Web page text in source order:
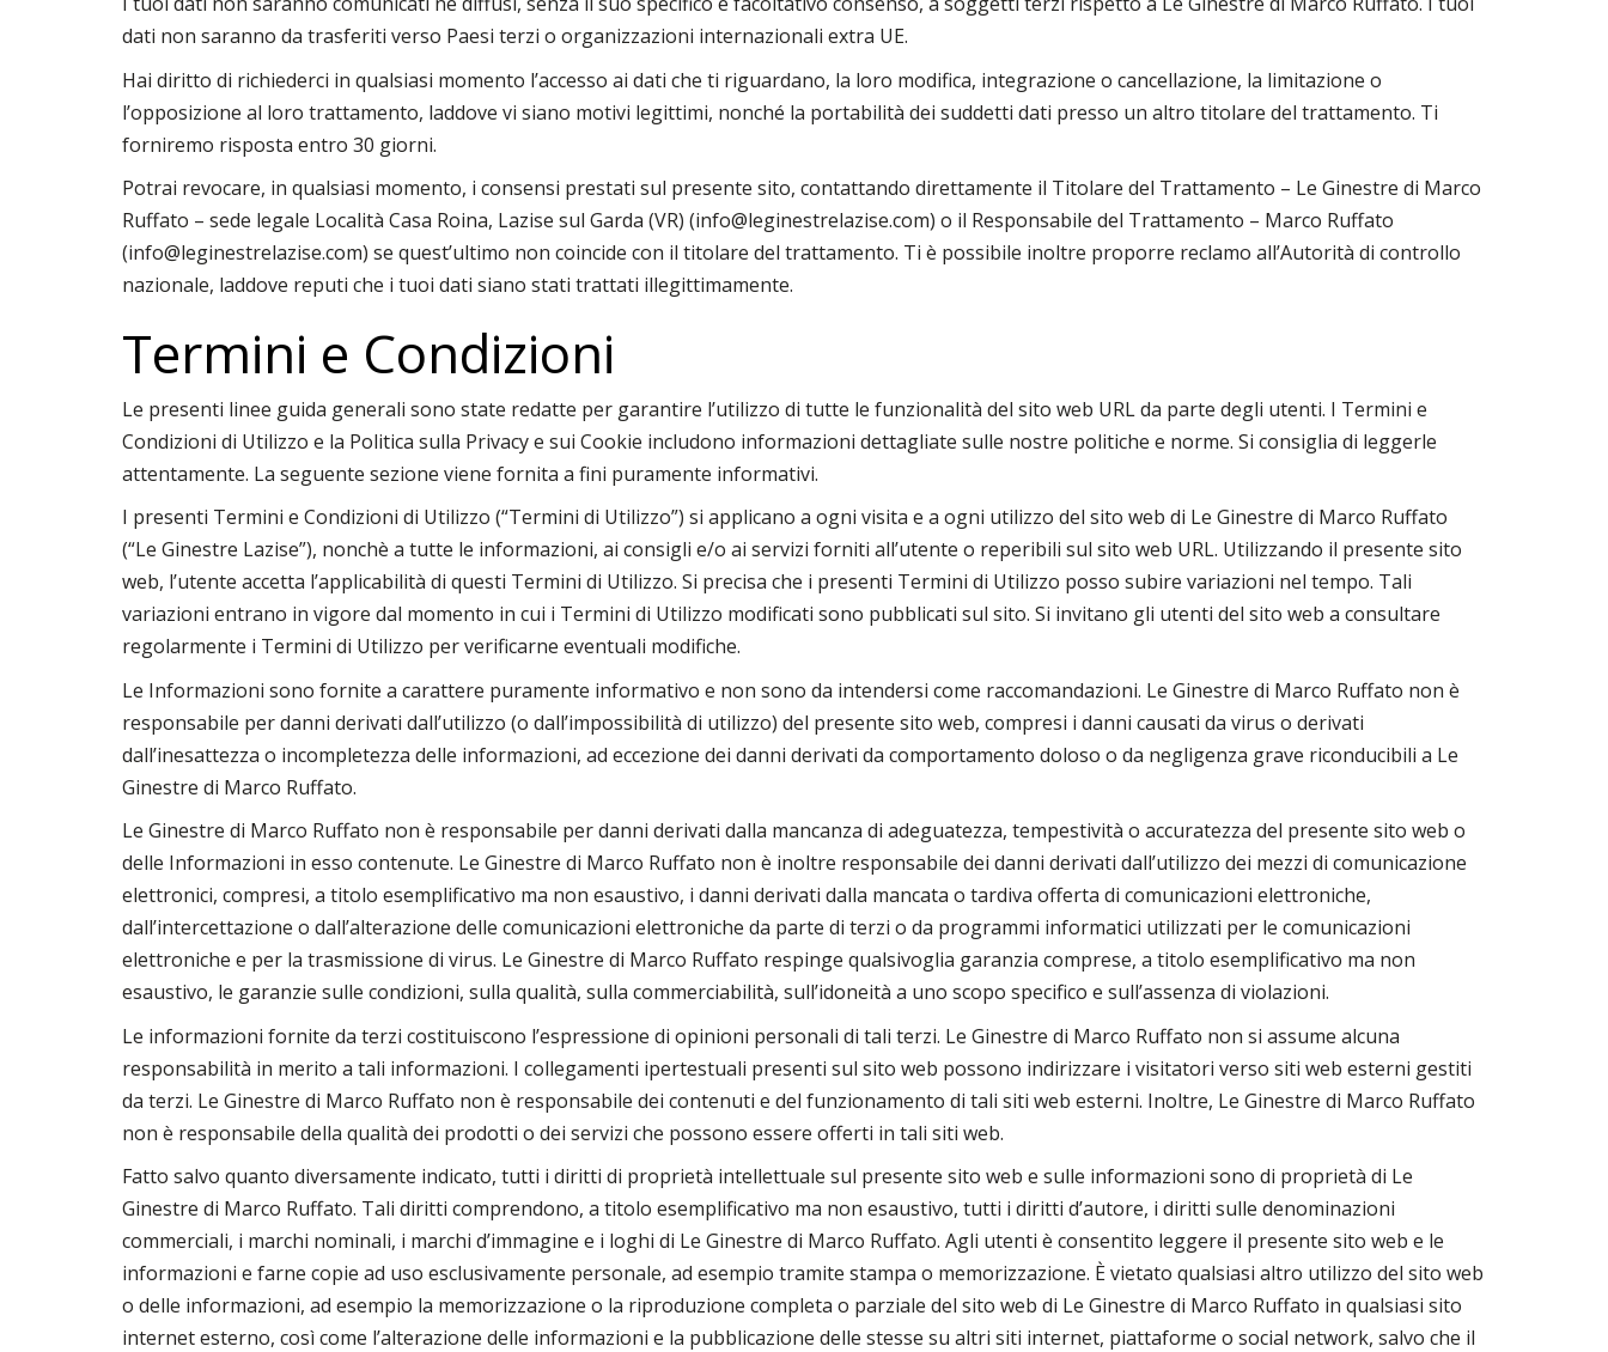
dati non saranno da trasferiti verso Paesi terzi o organizzazioni internazionali extra UE.
Hai diritto di richiederci in qualsiasi momento l’accesso ai dati che ti riguardano, la loro modifica, integrazione o cancellazione, la limitazione o
l’opposizione al loro trattamento, laddove vi siano motivi legittimi, nonché la portabilità dei suddetti dati presso un altro titolare del trattamento. Ti
forniremo risposta entro 30 giorni.
Potrai revocare, in qualsiasi momento, i consensi prestati sul presente sito, contattando direttamente il Titolare del Trattamento – Le Ginestre di Marco
Ruffato – sede legale Località Casa Roina, Lazise sul Garda (VR) (info@leginestrelazise.com) o il Responsabile del Trattamento – Marco Ruffato
(info@leginestrelazise.com) se quest’ultimo non coincide con il titolare del trattamento. Ti è possibile inoltre proporre reclamo all’Autorità di controllo
nazionale, laddove reputi che i tuoi dati siano stati trattati illegittimamente.
Termini e Condizioni
Le presenti linee guida generali sono state redatte per garantire l’utilizzo di tutte le funzionalità del sito web URL da parte degli utenti. I Termini e
Condizioni di Utilizzo e la Politica sulla Privacy e sui Cookie includono informazioni dettagliate sulle nostre politiche e norme. Si consiglia di leggerle
attentamente. La seguente sezione viene fornita a fini puramente informativi.
I presenti Termini e Condizioni di Utilizzo (“Termini di Utilizzo”) si applicano a ogni visita e a ogni utilizzo del sito web di Le Ginestre di Marco Ruffato
(“Le Ginestre Lazise”), nonchè a tutte le informazioni, ai consigli e/o ai servizi forniti all’utente o reperibili sul sito web URL. Utilizzando il presente sito
web, l’utente accetta l’applicabilità di questi Termini di Utilizzo. Si precisa che i presenti Termini di Utilizzo posso subire variazioni nel tempo. Tali
variazioni entrano in vigore dal momento in cui i Termini di Utilizzo modificati sono pubblicati sul sito. Si invitano gli utenti del sito web a consultare
regolarmente i Termini di Utilizzo per verificarne eventuali modifiche.
Le Informazioni sono fornite a carattere puramente informativo e non sono da intendersi come raccomandazioni. Le Ginestre di Marco Ruffato non è
responsabile per danni derivati dall’utilizzo (o dall’impossibilità di utilizzo) del presente sito web, compresi i danni causati da virus o derivati
dall’inesattezza o incompletezza delle informazioni, ad eccezione dei danni derivati da comportamento doloso o da negligenza grave riconducibili a Le
Ginestre di Marco Ruffato.
Le Ginestre di Marco Ruffato non è responsabile per danni derivati dalla mancanza di adeguatezza, tempestività o accuratezza del presente sito web o
delle Informazioni in esso contenute. Le Ginestre di Marco Ruffato non è inoltre responsabile dei danni derivati dall’utilizzo dei mezzi di comunicazione
elettronici, compresi, a titolo esemplificativo ma non esaustivo, i danni derivati dalla mancata o tardiva offerta di comunicazioni elettroniche,
dall’intercettazione o dall’alterazione delle comunicazioni elettroniche da parte di terzi o da programmi informatici utilizzati per le comunicazioni
elettroniche e per la trasmissione di virus. Le Ginestre di Marco Ruffato respinge qualsivoglia garanzia comprese, a titolo esemplificativo ma non
esaustivo, le garanzie sulle condizioni, sulla qualità, sulla commerciabilità, sull’idoneità a uno scopo specifico e sull’assenza di violazioni.
Le informazioni fornite da terzi costituiscono l’espressione di opinioni personali di tali terzi. Le Ginestre di Marco Ruffato non si assume alcuna
responsabilità in merito a tali informazioni. I collegamenti ipertestuali presenti sul sito web possono indirizzare i visitatori verso siti web esterni gestiti
da terzi. Le Ginestre di Marco Ruffato non è responsabile dei contenuti e del funzionamento di tali siti web esterni. Inoltre, Le Ginestre di Marco Ruffato
non è responsabile della qualità dei prodotti o dei servizi che possono essere offerti in tali siti web.
Fatto salvo quanto diversamente indicato, tutti i diritti di proprietà intellettuale sul presente sito web e sulle informazioni sono di proprietà di Le
Ginestre di Marco Ruffato. Tali diritti comprendono, a titolo esemplificativo ma non esaustivo, tutti i diritti d’autore, i diritti sulle denominazioni
commerciali, i marchi nominali, i marchi d’immagine e i loghi di Le Ginestre di Marco Ruffato. Agli utenti è consentito leggere il presente sito web e le
informazioni e farne copie ad uso esclusivamente personale, ad esempio tramite stampa o memorizzazione. È vietato qualsiasi altro utilizzo del sito web
o delle informazioni, ad esempio la memorizzazione o la riproduzione completa o parziale del sito web di Le Ginestre di Marco Ruffato in qualsiasi sito
internet esterno, così come l’alterazione delle informazioni e la pubblicazione delle stesse su altri siti internet, piattaforme o social network, salvo che il